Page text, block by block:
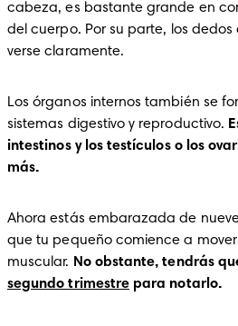
cabeza, es bastante grande en
del cuerpo. Por su parte, los dedos
verse claramente.
Los órganos internos también se
sistemas digestivo y reproductivo.
intestinos y los testículos o los
más.
Ahora estás embarazada de
que tu pequeño comience a
muscular.
segundo trimestre para notarlo.